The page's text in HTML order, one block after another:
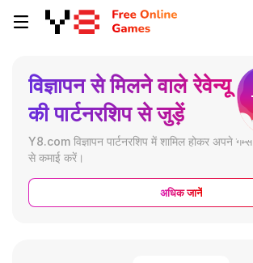
विज्ञापन से मिलने वाले रेवेन्यू
की पार्टनरशिप से जुड़ें
Y8.com विज्ञापन पार्टनरशिप में शामिल होकर अपने गेम्स
से कमाई करें।
अधिक जानें